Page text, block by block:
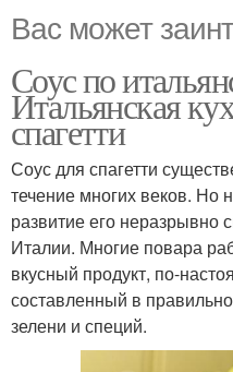
Вас может
Соус по
Итальянская
спагетти
Соус для спагетти
течение многих веков. Но
развитие его неразрывно
Италии. Многие повара
вкусный продукт, по-
составленный в
зелени и специй.